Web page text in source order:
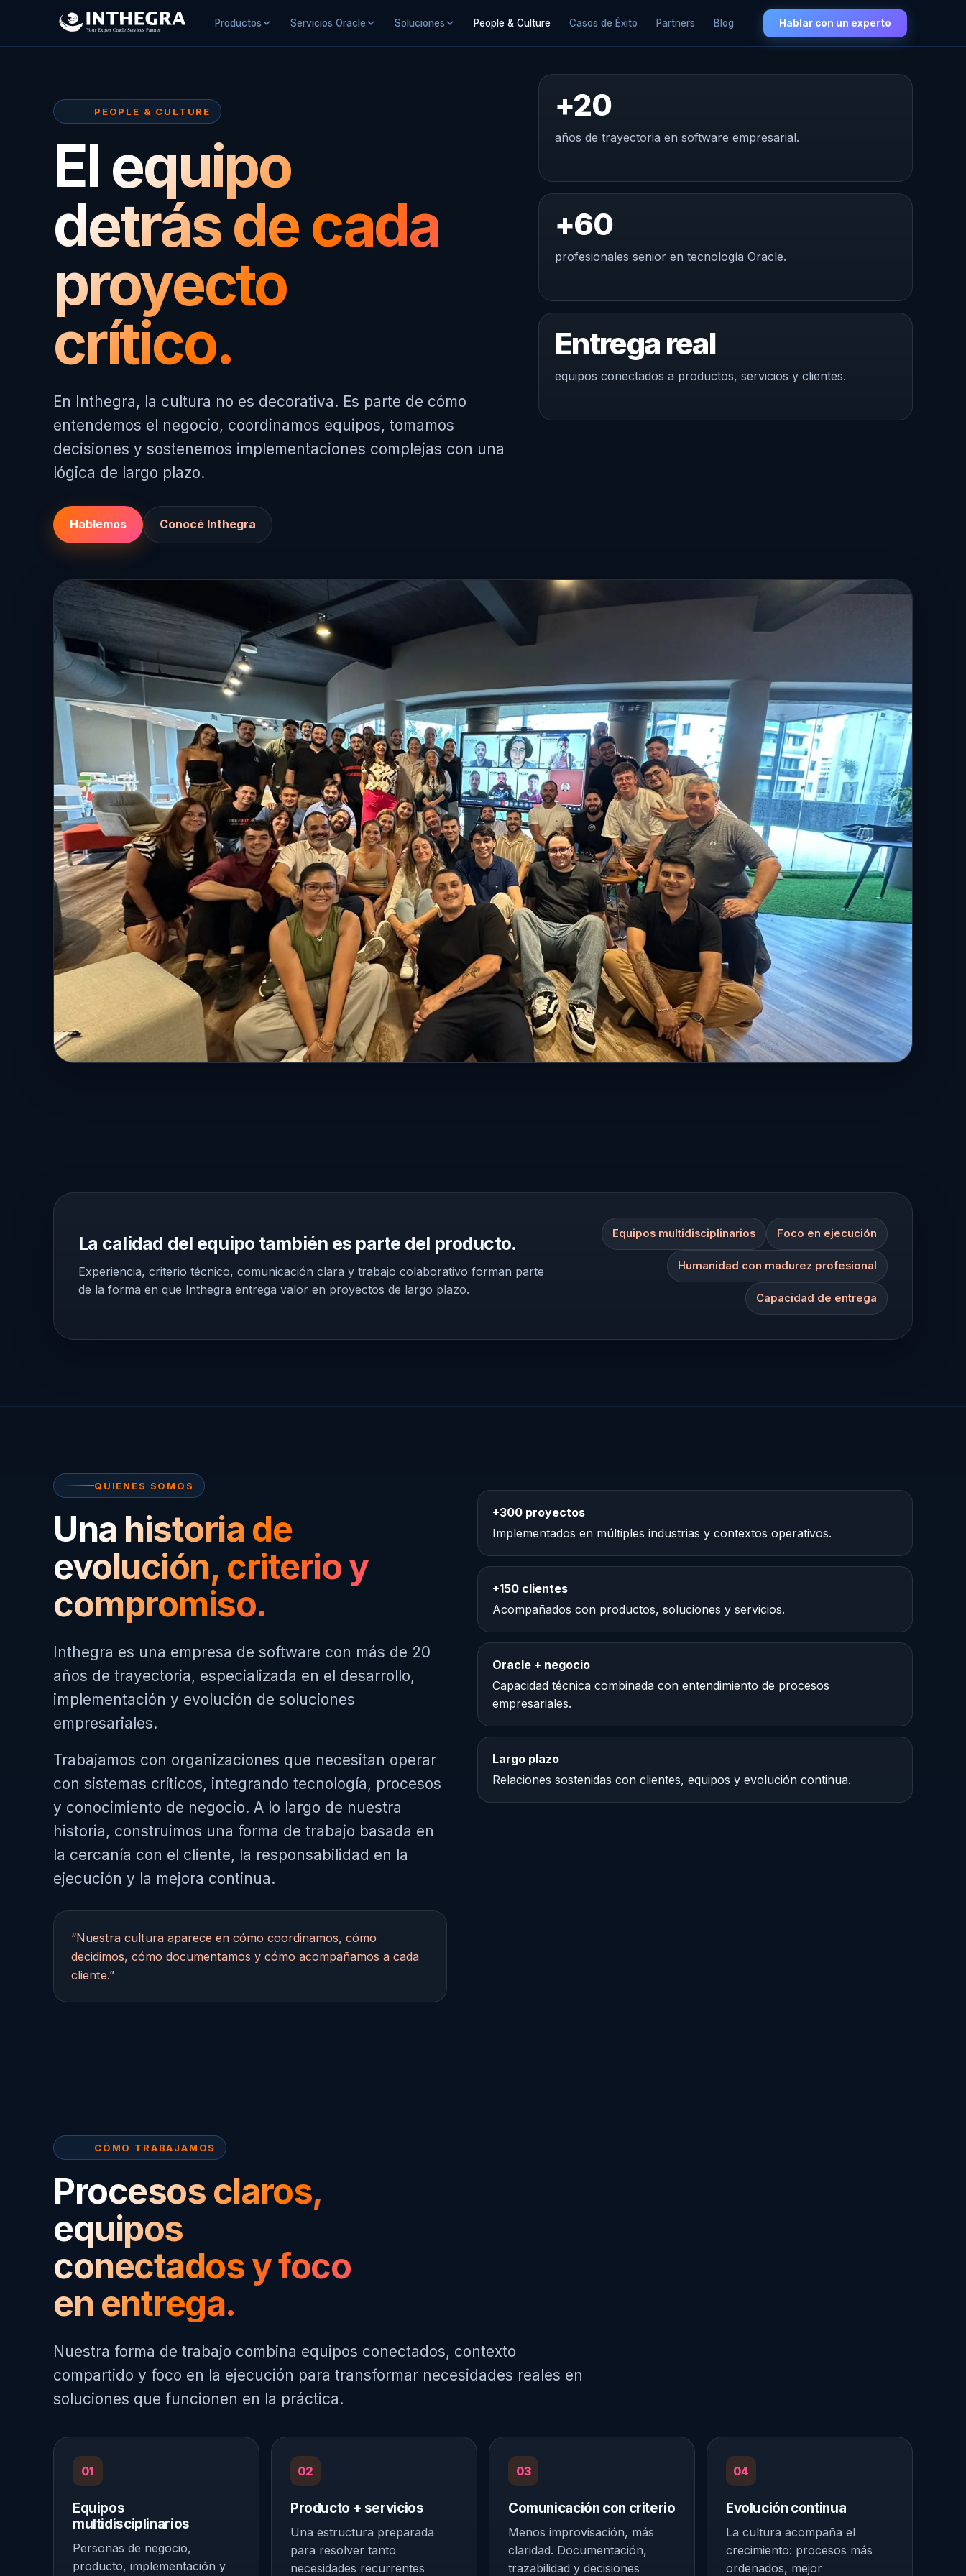
Productos Servicios Oracle Soluciones People & Culture Casos de Éxito Partners Blog Hablar con un experto
PEOPLE & CULTURE
El equipo
detrás de cada
proyecto
crítico.
En Inthegra, la cultura no es decorativa. Es parte de cómo
entendemos el negocio, coordinamos equipos, tomamos
decisiones y sostenemos implementaciones complejas con una
lógica de largo plazo.
Hablemos Conocé Inthegra
+20
años de trayectoria en software empresarial.
+60
profesionales senior en tecnología Oracle.
Entrega real
equipos conectados a productos, servicios y clientes.
La calidad del equipo también es parte del producto.
Experiencia, criterio técnico, comunicación clara y trabajo colaborativo forman parte
de la forma en que Inthegra entrega valor en proyectos de largo plazo.
Equipos multidisciplinarios Foco en ejecución
Humanidad con madurez profesional
Capacidad de entrega
QUIÉNES SOMOS
Una historia de
evolución, criterio y
compromiso.
Inthegra es una empresa de software con más de 20
años de trayectoria, especializada en el desarrollo,
implementación y evolución de soluciones
empresariales.
Trabajamos con organizaciones que necesitan operar
con sistemas críticos, integrando tecnología, procesos
y conocimiento de negocio. A lo largo de nuestra
historia, construimos una forma de trabajo basada en
la cercanía con el cliente, la responsabilidad en la
ejecución y la mejora continua.
“Nuestra cultura aparece en cómo coordinamos, cómo
decidimos, cómo documentamos y cómo acompañamos a cada
cliente.”
+300 proyectos
Implementados en múltiples industrias y contextos operativos.
+150 clientes
Acompañados con productos, soluciones y servicios.
Oracle + negocio
Capacidad técnica combinada con entendimiento de procesos
empresariales.
Largo plazo
Relaciones sostenidas con clientes, equipos y evolución continua.
CÓMO TRABAJAMOS
Procesos claros,
equipos
conectados y foco
en entrega.
Nuestra forma de trabajo combina equipos conectados, contexto
compartido y foco en la ejecución para transformar necesidades reales en
soluciones que funcionen en la práctica.
01
Equipos
multidisciplinarios
Personas de negocio,
producto, implementación y
02
Producto + servicios
Una estructura preparada
para resolver tanto
necesidades recurrentes
03
Comunicación con criterio
Menos improvisación, más
claridad. Documentación,
trazabilidad y decisiones
04
Evolución continua
La cultura acompaña el
crecimiento: procesos más
ordenados, mejor